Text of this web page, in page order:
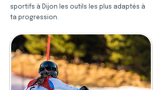
sportifs à Dijon les outils les plus adaptés à
ta progression.